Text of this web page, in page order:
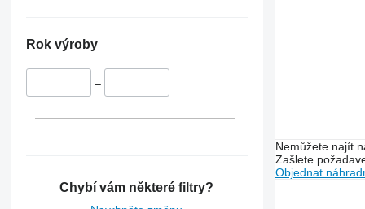
9610
9670 STS
9760 STS
Rok výroby
–
Chybí vám některé filtry?
Nemůžete najít
Zašlete
Objednat